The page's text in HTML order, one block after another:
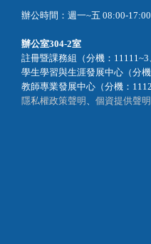
辦公時間：週一~五 08:00-17:00
辦公室304-2室
註冊暨課務組（分機：11111~3
學生學習與生涯發展中心（分機
教師專業發展中心（分機：
隱私權政策聲明
個資提供聲明